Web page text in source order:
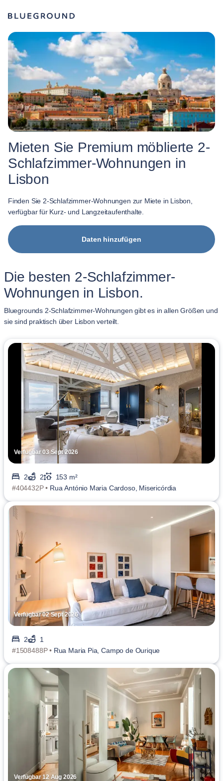
Mieten Sie Premium möblierte 2-
Schlafzimmer-Wohnungen in
Lisbon
Finden Sie 2-Schlafzimmer-Wohnungen zur Miete in Lisbon,
verfügbar für Kurz- und Langzeitaufenthalte.
Daten hinzufügen
Die besten 2-Schlafzimmer-
Wohnungen in Lisbon.
Bluegrounds 2-Schlafzimmer-Wohnungen gibt es in allen Größen und
sie sind praktisch über Lisbon verteilt.
Verfügbar 03 Sept 2026
2 2
153 m²
#404432P • Rua António Maria Cardoso, Misericórdia
Verfügbar 02 Sept 2026
2
1
#1508488P • Rua Maria Pia, Campo de Ourique
Verfügbar 12 Aug 2026